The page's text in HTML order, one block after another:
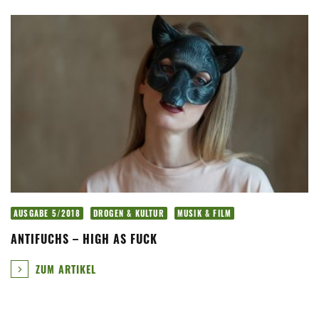
AUSGABE 5/2018 DROGEN & KULTUR MUSIK & FILM
ANTIFUCHS – HIGH AS FUCK
ZUM ARTIKEL